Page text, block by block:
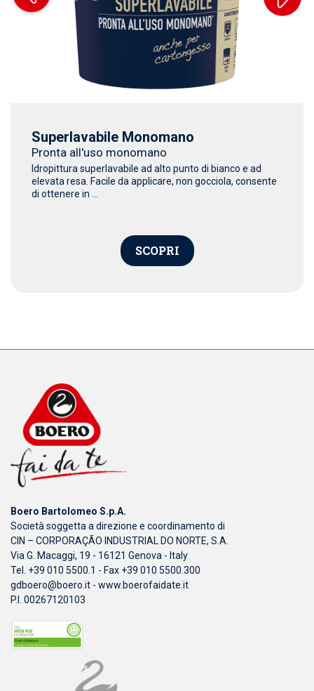
Superlavabile Monomano
Pronta all'uso monomano
Idropittura superlavabile ad alto punto di bianco e ad
elevata resa. Facile da applicare, non gocciola, consente
di ottenere in ...
SCOPRI
Boero Bartolomeo S.p.A.
Società soggetta a direzione e coordinamento di
CIN – CORPORAÇÃO INDUSTRIAL DO NORTE, S.A.
Via G. Macaggi, 19 - 16121 Genova - Italy
Tel. +39 010 5500.1 - Fax +39 010 5500.300
gdboero@boero.it - www.boerofaidate.it
P.I. 00267120103